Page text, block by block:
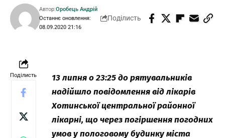
Останнє оновлення:
08.09.2020 21:16
Автор:Оробець Андрій
Поділисть
Поділисть
13 липня о 23:25 до рятувальників
надійшло повідомлення від лікарів
Хотинської центральної районної
лікарні, що через погіршення погодних
умов у пологовому будинку міста